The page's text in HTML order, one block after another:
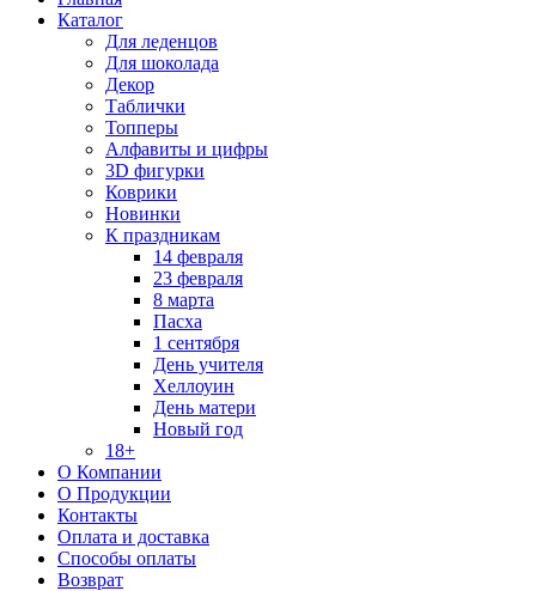
Каталог
Для леденцов
Для шоколада
Декор
Таблички
Топперы
Алфавиты и цифры
3D фигурки
Коврики
Новинки
К праздникам
14 февраля
23 февраля
8 марта
Пасха
1 сентября
День учителя
Хеллоуин
День матери
Новый год
18+
О Компании
О Продукции
Контакты
Оплата и доставка
Способы оплаты
Возврат